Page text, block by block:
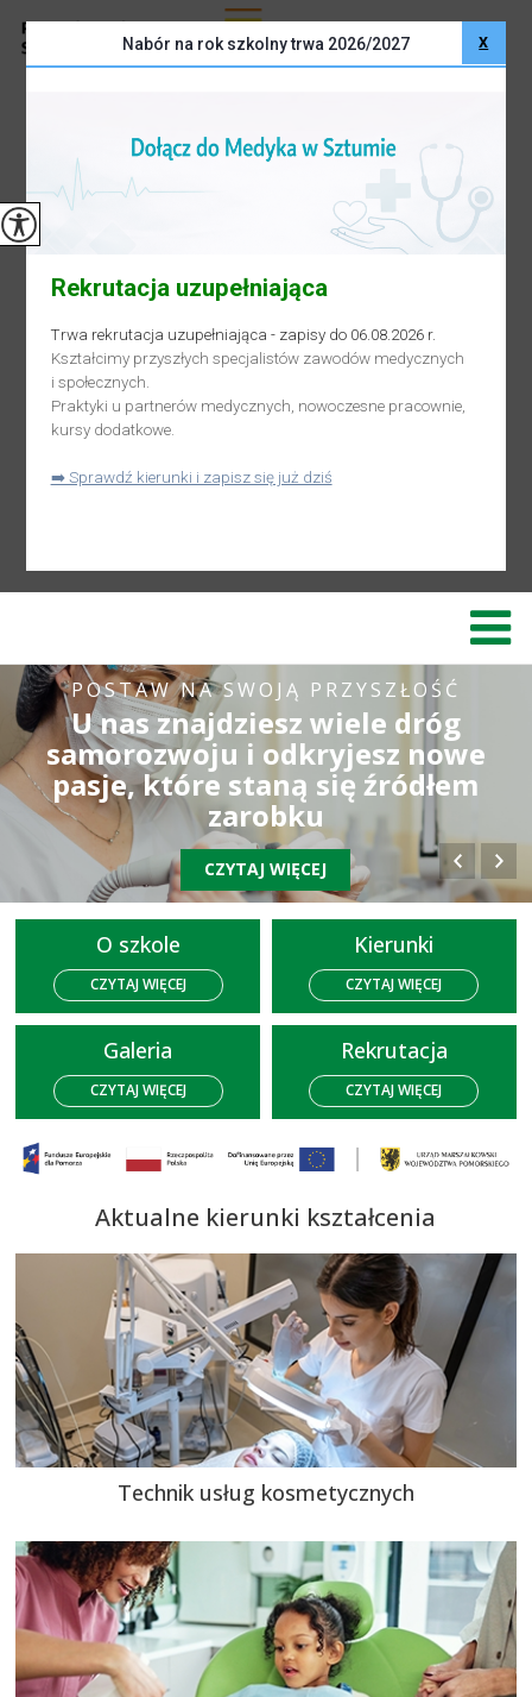
X
Nabór na rok szkolny trwa 2026/2027
Rekrutacja uzupełniająca
Trwa rekrutacja uzupełniająca - zapisy do 06.08.2026 r.
Kształcimy przyszłych specjalistów zawodów medycznych
i społecznych.
Praktyki u partnerów medycznych, nowoczesne pracownie,
kursy dodatkowe.
➡️ Sprawdź kierunki i zapisz się już dziś
POSTAW NA SWOJĄ PRZYSZŁOŚĆ
U nas znajdziesz wiele dróg
samorozwoju i odkryjesz nowe
pasje, które staną się źródłem
zarobku
CZYTAJ WIĘCEJ
O szkole
CZYTAJ WIĘCEJ
Kierunki
CZYTAJ WIĘCEJ
Galeria
CZYTAJ WIĘCEJ
Rekrutacja
CZYTAJ WIĘCEJ
Aktualne kierunki kształcenia
Technik usług kosmetycznych